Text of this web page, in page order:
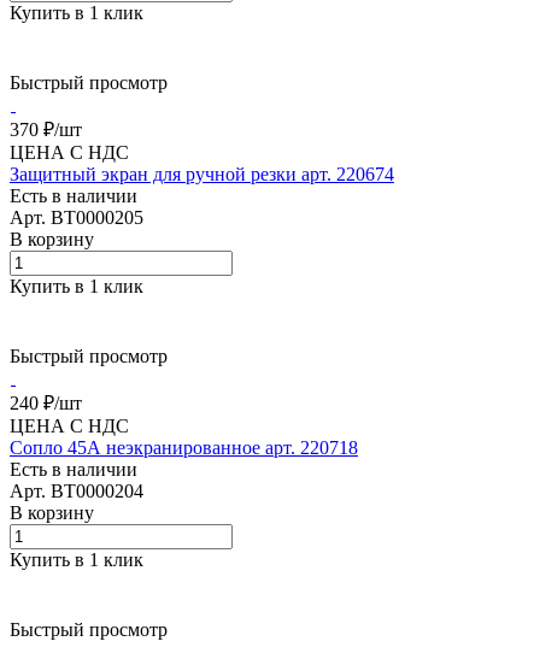
Купить в 1 клик
Быстрый просмотр
370 ₽/шт
ЦЕНА С НДС
Защитный экран для ручной резки арт. 220674
Есть в наличии
Арт. BT0000205
В корзину
Купить в 1 клик
Быстрый просмотр
240 ₽/шт
ЦЕНА С НДС
Сопло 45А неэкранированное арт. 220718
Есть в наличии
Арт. BT0000204
В корзину
Купить в 1 клик
Быстрый просмотр